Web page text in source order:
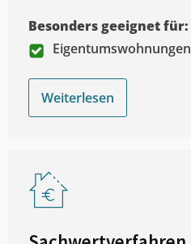
Besonders geeignet für:
Eigentumswohnungen
Weiterlesen